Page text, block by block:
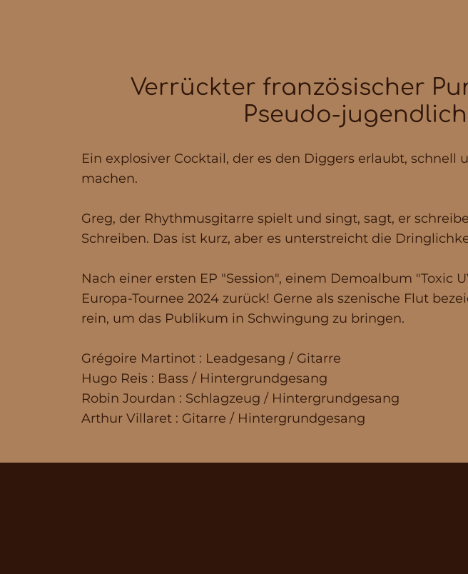
Verrückter französischer
Pseudo-
Ein explosiver Cocktail, der es den Diggers erlaubt,
machen.
Greg, der Rhythmusgitarre spielt und singt, sagt, er
Schreiben. Das ist kurz, aber es unterstreicht die
Nach einer ersten EP "Session", einem Demoalbum
Europa-Tournee 2024 zurück! Gerne als szenische Flut
rein, um das Publikum in Schwingung zu bringen.
Grégoire Martinot : Leadgesang / Gitarre
Hugo Reis : Bass / Hintergrundgesang
Robin Jourdan : Schlagzeug / Hintergrundgesang
Arthur Villaret : Gitarre / Hintergrundgesang